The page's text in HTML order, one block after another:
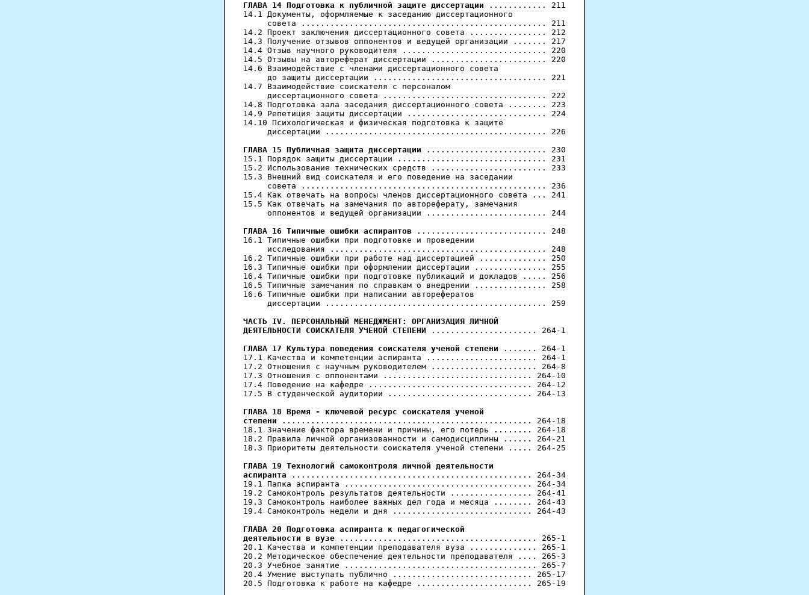
ГЛАВА 14 Подготовка к публичной защите диссертации ............ 211
14.1 Документы, оформляемые к заседанию диссертационного
     совета ................................................... 211
14.2 Проект заключения диссертационного совета ................ 212
14.3 Получение отзывов оппонентов и ведущей организации ....... 217
14.4 Отзыв научного руководителя .............................. 220
14.5 Отзывы на автореферат диссертации ........................ 220
14.6 Взаимодействие с членами диссертационного совета
     до защиты диссертации .................................... 221
14.7 Взаимодействие соискателя с персоналом
     диссертационного совета .................................. 222
14.8 Подготовка зала заседания диссертационного совета ........ 223
14.9 Репетиция защиты диссертации ............................. 224
14.10 Психологическая и физическая подготовка к защите
     диссертации .............................................. 226
ГЛАВА 15 Публичная защита диссертации ......................... 230
15.1 Порядок защиты диссертации ............................... 231
15.2 Использование технических средств ........................ 233
15.3 Внешний вид соискателя и его поведение на заседании
     совета ................................................... 236
15.4 Как отвечать на вопросы членов диссертационного совета ... 241
15.5 Как отвечать на замечания по автореферату, замечания
     оппонентов и ведущей организации ......................... 244
ГЛАВА 16 Типичные ошибки аспирантов ........................... 248
16.1 Типичные ошибки при подготовке и проведении
     исследования ............................................. 248
16.2 Типичные ошибки при работе над диссертацией .............. 250
16.3 Типичные ошибки при оформлении диссертации ............... 255
16.4 Типичные ошибки при подготовке публикаций и докладов ..... 256
16.5 Типичные замечания по справкам о внедрении ............... 258
16.6 Типичные ошибки при написании авторефератов
     диссертации .............................................. 259
ЧАСТЬ IV. ПЕРСОНАЛЬНЫЙ МЕНЕДЖМЕНТ: ОРГАНИЗАЦИЯ ЛИЧНОЙ
ДЕЯТЕЛЬНОСТИ СОИСКАТЕЛЯ УЧЕНОЙ СТЕПЕНИ ...................... 264-1
ГЛАВА 17 Культура поведения соискателя ученой степени ....... 264-1
17.1 Качества и компетенции аспиранта ....................... 264-1
17.2 Отношения с научным руководителем ...................... 264-8
17.3 Отношения с оппонентами ............................... 264-10
17.4 Поведение на кафедре .................................. 264-12
17.5 В студенческой аудитории .............................. 264-13
ГЛАВА 18 Время - ключевой ресурс соискателя ученой
степени .................................................... 264-18
18.1 Значение фактора времени и причины, его потерь ........ 264-18
18.2 Правила личной организованности и самодисциплины ...... 264-21
18.3 Приоритеты деятельности соискателя ученой степени ..... 264-25
ГЛАВА 19 Технологий самоконтроля личной деятельности
аспиранта .................................................. 264-34
19.1 Папка аспиранта ....................................... 264-34
19.2 Самоконтроль результатов деятельности ................. 264-41
19.3 Самоконтроль наиболее важных дел года и месяца ........ 264-43
19.4 Самоконтроль недели и дня ............................. 264-43
ГЛАВА 20 Подготовка аспиранта к педагогической
деятельности в вузе ......................................... 265-1
20.1 Качества и компетенции преподавателя вуза .............. 265-1
20.2 Методическое обеспечение деятельности преподавателя .... 265-3
20.3 Учебное занятие ........................................ 265-7
20.4 Умение выступать публично ............................. 265-17
20.5 Подготовка к работе на кафедре ........................ 265-19